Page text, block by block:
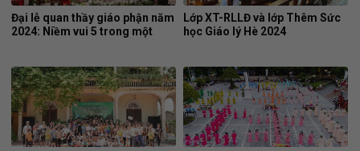
Đại lễ quan thầy giáo phận năm
2024: Niềm vui 5 trong một
Lớp XT-RLLĐ và lớp Thêm Sức
học Giáo lý Hè 2024